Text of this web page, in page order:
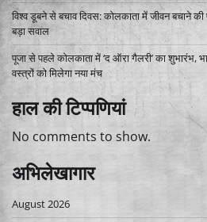
विश्व डूबने से बचाव दिवस: कोलकाता में जीवन बचाने
बड़ा सवाल
पूजा से पहले कोलकाता में ‘द ऑरा गैलरी’ का शुभारंभ,
वस्त्रों को मिलेगा नया मंच
हाल की टिप्पणियां
No comments to show.
अभिलेखागार
August 2026